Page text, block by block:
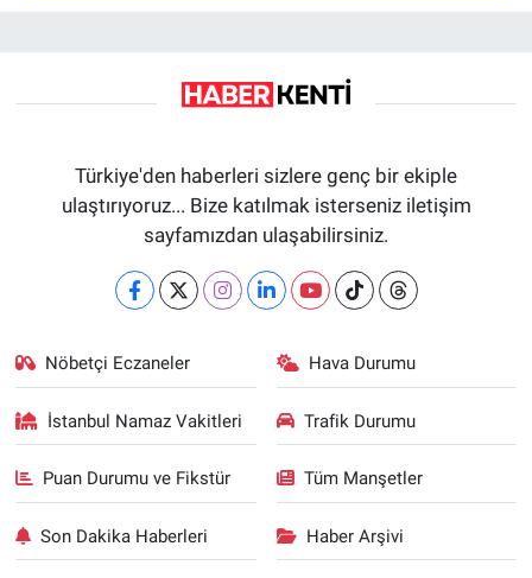
Türkiye'den haberleri sizlere genç bir ekiple
ulaştırıyoruz... Bize katılmak isterseniz iletişim
sayfamızdan ulaşabilirsiniz.
Nöbetçi Eczaneler Hava Durumu
İstanbul Namaz Vakitleri Trafik Durumu
Puan Durumu ve Fikstür Tüm Manşetler
Son Dakika Haberleri Haber Arşivi